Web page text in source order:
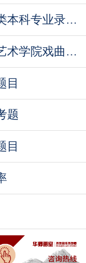
河南师范大学2023年艺术类本科专业录取分数线
河南大学2024年河南戏剧艺术学院戏曲类本科专业招
目
题
目